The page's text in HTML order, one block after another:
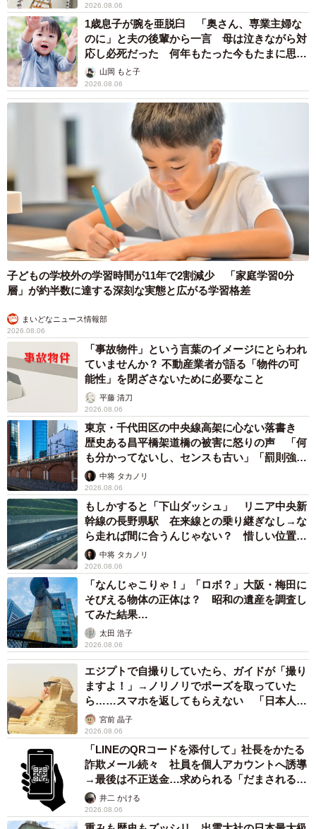
2026.08.06
1歳息子が腕を亜脱臼 「奥さん、専業主婦な
のに」と夫の後輩から一言 母は泣きながら対
応し必死だった 何年もたった今もたまに思い
出し…山岡 もと子
2026.08.06
子どもの学校外の学習時間が11年で2割減少 「家庭学習0分
層」が約半数に達する深刻な実態と広がる学習格差
まいどなニュース情報部
2026.08.06
「事故物件」という言葉のイメージにとらわれ
ていませんか？ 不動産業者が語る「物件の可
能性」を閉ざさないために必要なこと
平藤 清刀
2026.08.06
東京・千代田区の中央線高架に心ない落書き
歴史ある昌平橋架道橋の被害に怒りの声 「何
も分かってないし、センスも古い」「罰則強化
して」中将 タカノリ
2026.08.06
もしかすると「下山ダッシュ」 リニア中央新
幹線の長野県駅 在来線との乗り継ぎなし→な
ら走れば間に合うんじゃない？ 惜しい位置関
係が反響
中将 タカノリ
2026.08.06
「なんじゃこりゃ！」「ロボ？」大阪・梅田に
そびえる物体の正体は？ 昭和の遺産を調査し
てみた結果…
太田 浩子
2026.08.06
エジプトで自撮りしていたら、ガイドが「撮り
ますよ！」→ノリノリでポーズを取っていた
ら……スマホを返してもらえない 「日本人は
カモ代表かも」「私は6時間で3万円払った」
宮前 晶子
2026.08.06
「LINEのQRコードを添付して」社長をかたる
詐欺メール続々 社員を個人アカウントへ誘導
→最後は不正送金…求められる「だまされる前
提」の対策
井二 かける
2026.08.06